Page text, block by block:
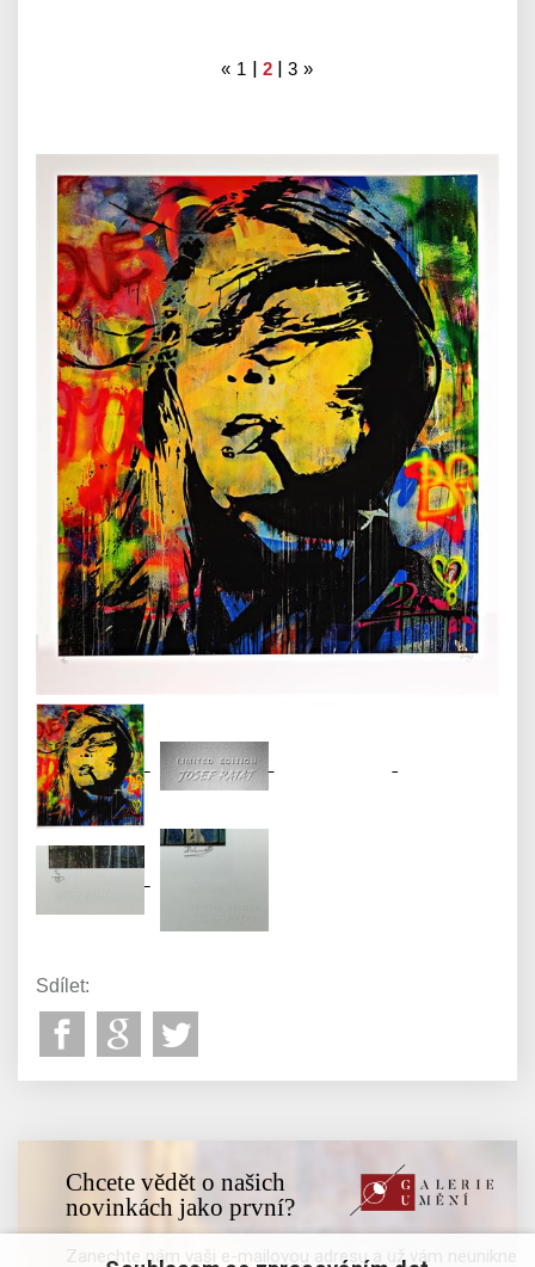
« 1 | 2 |3 »
Sdílet:
Chcete vědět o našich
novinkách jako první?
Zanechte nám vaši e-mailovou adresu a už vám neunikne